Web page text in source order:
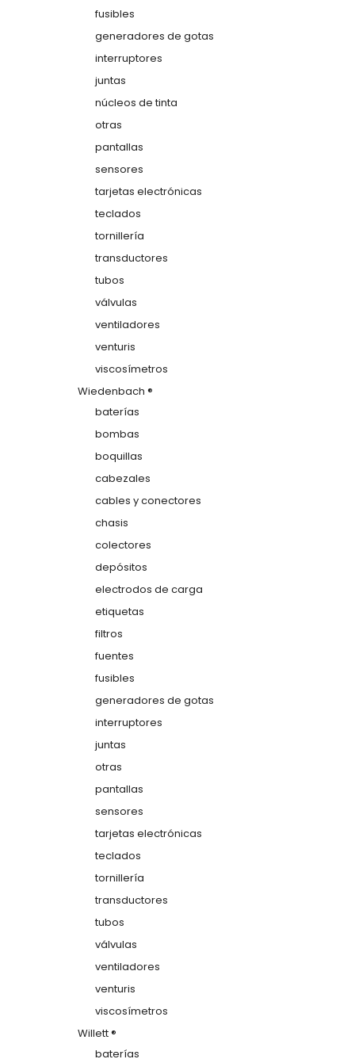
fusibles
generadores de gotas
interruptores
juntas
núcleos de tinta
otras
pantallas
sensores
tarjetas electrónicas
teclados
tornillería
transductores
tubos
válvulas
ventiladores
venturis
viscosímetros
Wiedenbach ®
baterías
bombas
boquillas
cabezales
cables y conectores
chasis
colectores
depósitos
electrodos de carga
etiquetas
filtros
fuentes
fusibles
generadores de gotas
interruptores
juntas
otras
pantallas
sensores
tarjetas electrónicas
teclados
tornillería
transductores
tubos
válvulas
ventiladores
venturis
viscosímetros
Willett ®
baterías